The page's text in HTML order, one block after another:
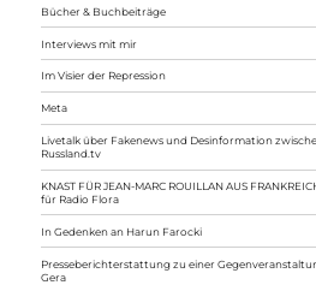
Bücher & Buchbeiträge
Interviews mit mir
Im Visier der Repression
Meta
Livetalk über Fakenews und Desinformation
Russland.tv
KNAST FÜR JEAN-MARC ROUILLAN AUS
für Radio Flora
In Gedenken an Harun Farocki
Presseberichterstattung zu einer
Gera